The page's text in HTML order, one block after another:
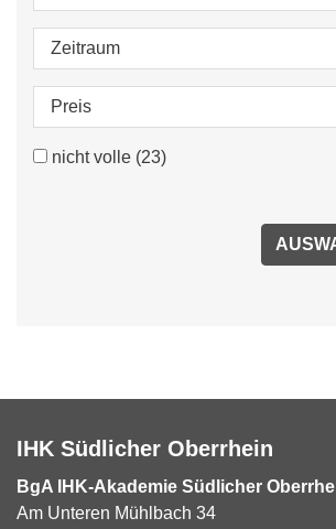
Zeitraum
Preis
nicht volle (23)
IHK Südlicher Oberrhein
BgA IHK-Akademie Südlicher
Am Unteren Mühlbach 34